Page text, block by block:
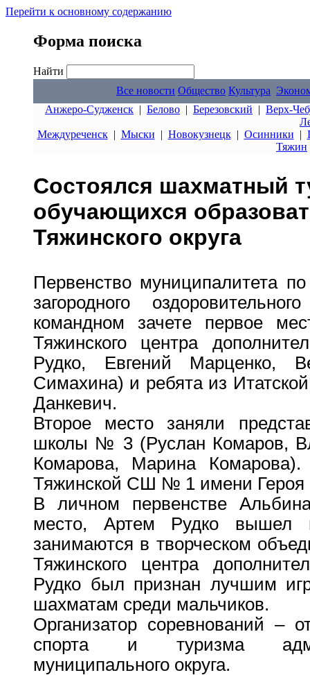
Перейти к основному содержанию
Форма поиска
Найти
Все новости Общество Культура
Анжеро-Судженск | Белово | Березовский | Верх-
Междуреченск| Мыски | Новокузнецк| Осинники |
Тяжин
Состоялся шахматный
обучающихся
Тяжинского округа
Первенство муниципалитета
загородного
командном зачете первое
Тяжинского центра
Рудко, Евгений Марценко,
Симахина) и ребята из
Данкевич.
Второе место заняли
школы № 3 (Руслан Комаров,
Комарова, Марина
Тяжинской СШ № 1 имени Героя
В личном первенстве
место, Артем Рудко вышел
занимаются в творческом
Тяжинского центра
Рудко был признан лучшим
шахматам среди мальчиков.
Организатор соревнований –
спорта и туризма
муниципального округа.